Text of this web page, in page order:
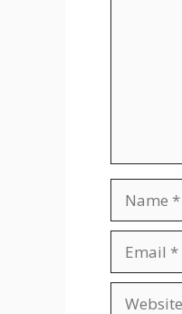
Name
Email
Website